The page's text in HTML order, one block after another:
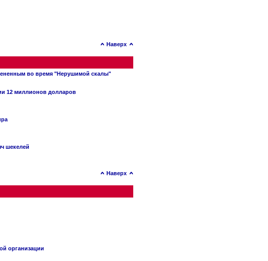
Наверх
во время "Нерушимой скалы"
12 миллионов долларов
шекелей
Наверх
организации